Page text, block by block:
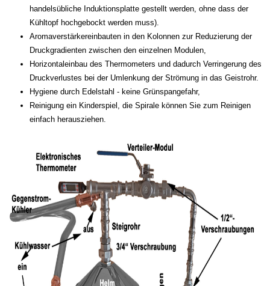
handelsübliche Induktionsplatte gestellt werden, ohne dass der
Kühltopf hochgebockt werden muss).
Aromaverstärkereinbauten in den Kolonnen zur Reduzierung der
Druckgradienten zwischen den einzelnen Modulen,
Horizontaleinbau des Thermometers und dadurch Verringerung des
Druckverlustes bei der Umlenkung der Strömung in das Geistrohr.
Hygiene durch Edelstahl - keine Grünspangefahr,
Reinigung ein Kinderspiel, die Spirale können Sie zum Reinigen
einfach herausziehen.